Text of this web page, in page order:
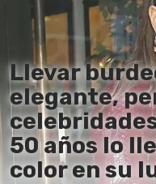
Es
Ru
It
De
Llevar
elegante,
50 años lo
color en su